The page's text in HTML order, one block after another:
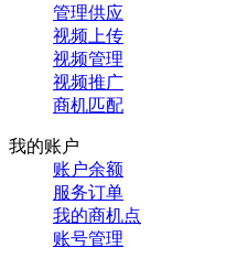
管理供应
视频上传
视频管理
视频推广
商机匹配
我的账户
账户余额
服务订单
我的商机点
账号管理